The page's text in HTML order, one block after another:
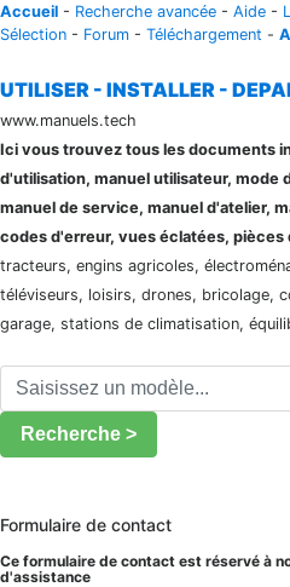
Accueil - Recherche avancée - Aide -
Sélection - Forum - Téléchargement -
UTILISER - INSTALLER -
www.manuels.tech
Ici vous trouvez tous les documents
d'utilisation, manuel utilisateur, mode
manuel de service, manuel d'atelier,
codes d'erreur, vues éclatées, pièces
tracteurs, engins agricoles,
téléviseurs, loisirs, drones, bricolage,
garage, stations de climatisation,
Recherche >
Formulaire de contact
Ce formulaire de contact est réservé à
d'assistance